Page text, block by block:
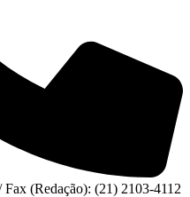
(Redação): (21) 2103-4112